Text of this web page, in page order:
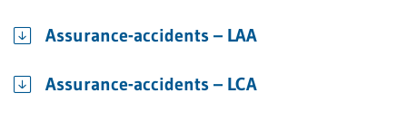
Assurance-accidents – LAA
Assurance-accidents – LCA